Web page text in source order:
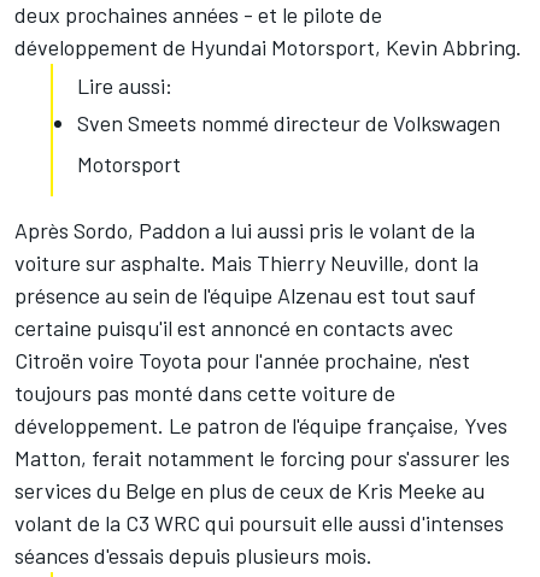
deux prochaines années - et le pilote de
développement de Hyundai Motorsport, Kevin Abbring.
Lire aussi:
Sven Smeets nommé directeur de Volkswagen
Motorsport
Après Sordo, Paddon a lui aussi pris le volant de la
voiture sur asphalte. Mais Thierry Neuville, dont la
présence au sein de l'équipe Alzenau est tout sauf
certaine puisqu'il est annoncé en contacts avec
Citroën voire Toyota pour l'année prochaine, n'est
toujours pas monté dans cette voiture de
développement. Le patron de l'équipe française, Yves
Matton, ferait notamment le forcing pour s'assurer les
services du Belge en plus de ceux de Kris Meeke au
volant de la C3 WRC qui poursuit elle aussi d'intenses
séances d'essais depuis plusieurs mois.